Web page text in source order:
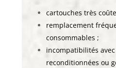
cartouches très
remplacement
consommables ;
incompatibilités
reconditionnées ou